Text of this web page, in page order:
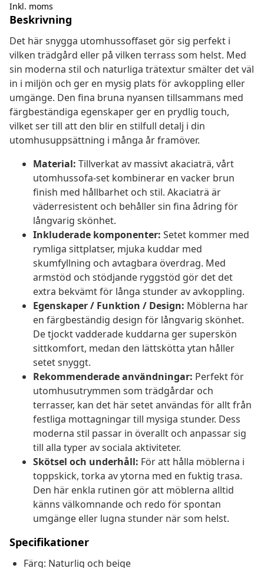
Inkl. moms
Beskrivning
Det här snygga utomhussoffaset gör sig perfekt i
vilken trädgård eller på vilken terrass som helst. Med
sin moderna stil och naturliga trätextur smälter det väl
in i miljön och ger en mysig plats för avkoppling eller
umgänge. Den fina bruna nyansen tillsammans med
färgbeständiga egenskaper ger en prydlig touch,
vilket ser till att den blir en stilfull detalj i din
utomhusuppsättning i många år framöver.
Material: Tillverkat av massivt akaciaträ, vårt
utomhussofa-set kombinerar en vacker brun
finish med hållbarhet och stil. Akaciaträ är
väderresistent och behåller sin fina ådring för
långvarig skönhet.
Inkluderade komponenter: Setet kommer med
rymliga sittplatser, mjuka kuddar med
skumfyllning och avtagbara överdrag. Med
armstöd och stödjande ryggstöd gör det det
extra bekvämt för långa stunder av avkoppling.
Egenskaper / Funktion / Design: Möblerna har
en färgbeständig design för långvarig skönhet.
De tjockt vadderade kuddarna ger superskön
sittkomfort, medan den lättskötta ytan håller
setet snyggt.
Rekommenderade användningar: Perfekt för
utomhusutrymmen som trädgårdar och
terrasser, kan det här setet användas för allt från
festliga mottagningar till mysiga stunder. Dess
moderna stil passar in överallt och anpassar sig
till alla typer av sociala aktiviteter.
Skötsel och underhåll: För att hålla möblerna i
toppskick, torka av ytorna med en fuktig trasa.
Den här enkla rutinen gör att möblerna alltid
känns välkomnande och redo för spontan
umgänge eller lugna stunder när som helst.
Specifikationer
Färg: Naturlig och beige